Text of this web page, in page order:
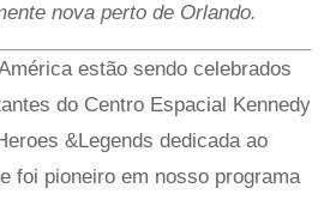
nova perto de Orlando.
estão sendo celebrados
do Centro Espacial Kennedy
&Legends dedicada ao
foi pioneiro em nosso programa